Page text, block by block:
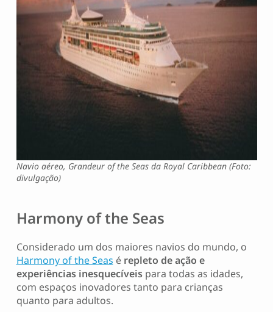
Navio aéreo, Grandeur of the Seas da Royal Caribbean (Foto:
divulgação)
Harmony of the Seas
Considerado um dos maiores navios do mundo, o
Harmony of the Seas é repleto de ação e
experiências inesquecíveispara todas as idades,
com espaços inovadores tanto para crianças
quanto para adultos.